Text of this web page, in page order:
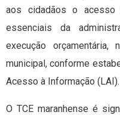
aos cidadãos o acesso
essenciais da
execução
municipal, conforme
Acesso à Informação (LAI).
O TCE maranhense é